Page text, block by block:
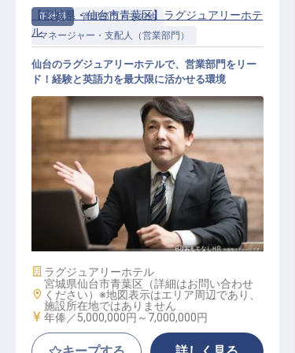
正社員
管理部門・その他
マネージャー・支配人（営業部門）
営業部長│ハイレベル求人／年収500
万以上／マネージャー以上
【宮城県・仙台市青葉区】ラグジュアリーホテ
ル
仙台のラグジュアリーホテルで、営業部門をリー
ド！経験と英語力を最大限に活かせる環境
施設業態
ラグジュアリーホテル
勤務地
宮城県仙台市青葉区（詳細はお問い合わせ
ください）※地図表示はエリア周辺であり、
施設所在地ではありません
給与
年俸／5,000,000円～ 7,000,000円